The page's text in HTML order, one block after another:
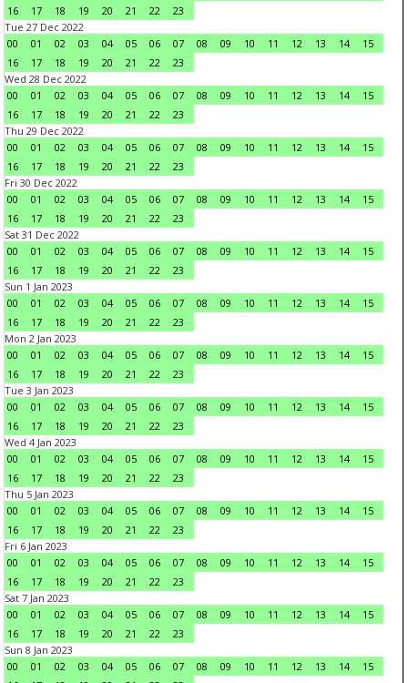
16
17 18 19 20 21 22
23
Tue 27 Dec 2022
00
01 02 03 04 05 06 07 08 09 10 11 12 13 14
15
16
17 18 19 20 21 22
23
Wed 28 Dec 2022
00
01 02 03 04 05 06 07 08 09 10 11 12 13 14
15
16
17 18 19 20 21 22
23
Thu 29 Dec 2022
00
01 02 03 04 05 06 07 08 09 10 11 12 13 14
15
16
17 18 19 20 21 22
23
Fri 30 Dec 2022
00
01 02 03 04 05 06 07 08 09 10 11 12 13 14
15
16
17 18 19 20 21 22
23
Sat 31 Dec 2022
00
01 02 03 04 05 06 07 08 09 10 11 12 13 14
15
16
17 18 19 20 21 22
23
Sun 1 Jan 2023
00
01 02 03 04 05 06 07 08 09 10 11 12 13 14
15
16
17 18 19 20 21 22
23
Mon 2 Jan 2023
00
01 02 03 04 05 06 07 08 09 10 11 12 13 14
15
16
17 18 19 20 21 22
23
Tue 3 Jan 2023
00
01 02 03 04 05 06 07 08 09 10 11 12 13 14
15
16
17 18 19 20 21 22
23
Wed 4 Jan 2023
00
01 02 03 04 05 06 07 08 09 10 11 12 13 14
15
16
17 18 19 20 21 22
23
Thu 5 Jan 2023
00
01 02 03 04 05 06 07 08 09 10 11 12 13 14
15
16
17 18 19 20 21 22
23
Fri 6 Jan 2023
00
01 02 03 04 05 06 07 08 09 10 11 12 13 14
15
16
17 18 19 20 21 22
23
Sat 7 Jan 2023
00
01 02 03 04 05 06 07 08 09 10 11 12 13 14
15
16
17 18 19 20 21 22
23
Sun 8 Jan 2023
00
01 02 03 04 05 06 07 08 09 10 11 12 13 14
15